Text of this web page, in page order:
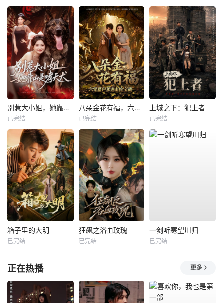
别惹大小姐，她靠山是哮天犬
已完结
八朵金花有福，六零猎户爹进山挖宝藏
已完结
上城之下：犯上者
已完结
箱子里的大明
已完结
狂飙之浴血玫瑰
已完结
一剑听寒望川归
已完结
正在热播 更多